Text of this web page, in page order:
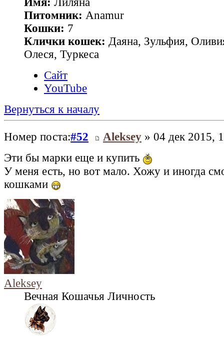
Питомник: Anamur
Кошки: 7
Клички кошек: Даяна, Зульфия,
Олеся, Туркеса
Сайт
YouTube
Вернуться к началу
Номер поста:#52 Aleksey » 04 дек 2015,
Эти бы марки еще и купить
У меня есть, но вот мало. Хожу и иногда
кошками
Aleksey
Вечная Кошачья Личность